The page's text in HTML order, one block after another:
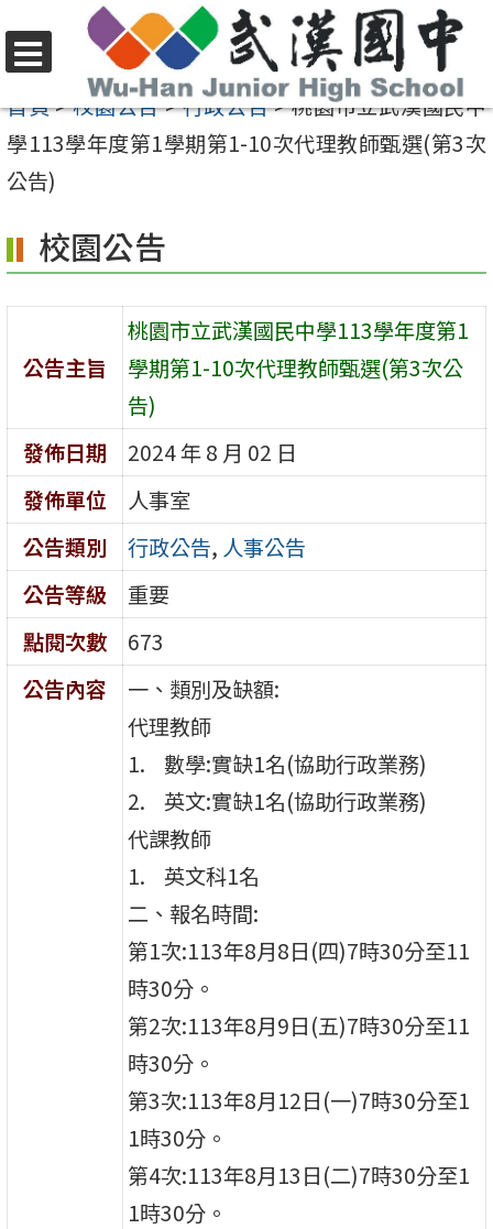
至
要
內
區
選
單
首頁>校園公告>行政公告>桃園市立武漢國民中
學113學年度第1學期第1-10次代理教師甄選(第3次
公告)
校園公告
公告主旨
桃園市立武漢國民中學113學年度第1
學期第1-10次代理教師甄選(第3次公
告)
發佈日期
2024 年 8 月 02 日
發佈單位
人事室
公告類別
行政公告, 人事公告
公告等級
重要
點閱次數
673
公告內容
一、類別及缺額:
代理教師
數學:實缺1名(協助行政業務)
英文:實缺1名(協助行政業務)
代課教師
英文科1名
二、報名時間:
第1次:113年8月8日(四)7時30分至11
時30分。
第2次:113年8月9日(五)7時30分至11
時30分。
第3次:113年8月12日(一)7時30分至1
1時30分。
第4次:113年8月13日(二)7時30分至1
1時30分。